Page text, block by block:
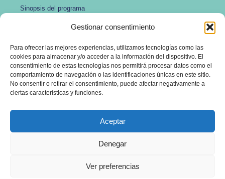
Gestionar consentimiento
Para ofrecer las mejores experiencias, utilizamos tecnologías como las
cookies para almacenar y/o acceder a la información del dispositivo. El
consentimiento de estas tecnologías nos permitirá procesar datos como el
comportamiento de navegación o las identificaciones únicas en este sitio.
No consentir o retirar el consentimiento, puede afectar negativamente a
ciertas características y funciones.
Aceptar
Denegar
Ver preferencias
Sinopsis del programa
Modalidad no presencial y online
Preincripción y matrícula
Profesorado
Dirección y administración